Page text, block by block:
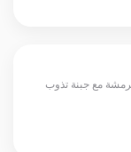
مع جبنة تذوب